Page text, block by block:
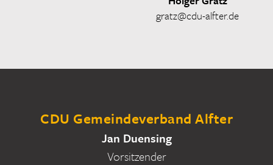
gratz@cdu-alfter.de
CDU Gemeindeverband Alfter
Jan Duensing
Vorsitzender